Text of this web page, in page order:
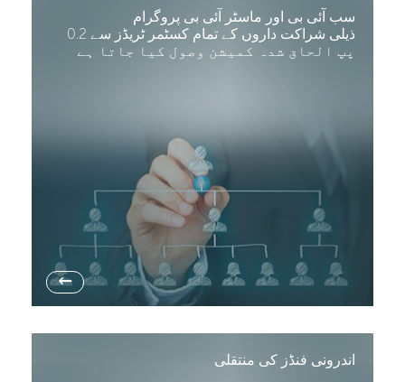
سب آئی بی اور ماسٹر آئی بی پروگرام
ذیلی شراکت داروں کے تمام کسٹمر ٹریڈز سے 0.2
پپ الحاق شدہ کمیشن وصول کیا جاتا ہے
→
اندرونی فنڈز کی منتقلی